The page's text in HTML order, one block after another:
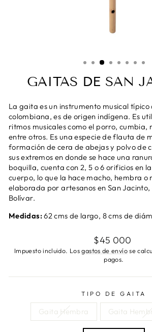
GAITAS DE SAN
La gaita es un instrumento musical
colombiana, es de origen indígena. Es
ritmos musicales como el porro, cumbia,
entre otros. Es una especie de flauta de
formación de cera de abejas y polvo de
sus extremos en donde se hace una
boquilla, cuenta con 2, 5 o 6 orificios en
cuerpo, lo que la hace macho, hembra o
elaborada por artesanos en San
Bolívar.
Medidas:62 cms de largo, 8 cms de
Precio
habitual
$45 000
Impuesto incluido. Losgastos de envíose
pagos.
TIPO DE GAITA
Gaita Hembra Gaita